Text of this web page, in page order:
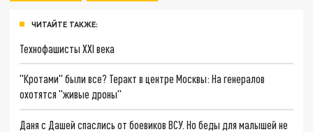
ЧИТАЙТЕ ТАКЖЕ:
Технофашисты XXI века
"Кротами" были все? Теракт в центре Москвы: На генералов
охотятся "живые дроны"
Даня с Дашей спаслись от боевиков ВСУ. Но беды для малышей не